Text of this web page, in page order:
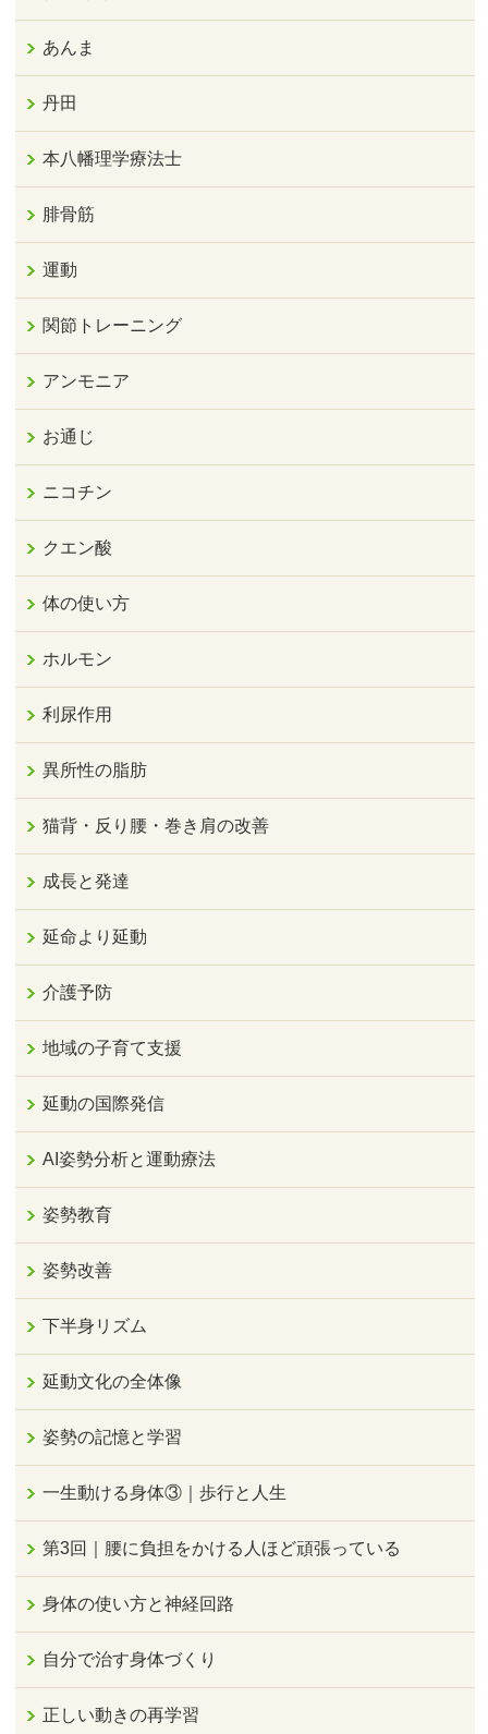
あんま
丹田
本八幡理学療法士
腓骨筋
運動
関節トレーニング
アンモニア
お通じ
ニコチン
クエン酸
体の使い方
ホルモン
利尿作用
異所性の脂肪
猫背・反り腰・巻き肩の改善
成長と発達
延命より延動
介護予防
地域の子育て支援
延動の国際発信
AI姿勢分析と運動療法
姿勢教育
姿勢改善
下半身リズム
延動文化の全体像
姿勢の記憶と学習
一生動ける身体③｜歩行と人生
第3回｜腰に負担をかける人ほど頑張っている
身体の使い方と神経回路
自分で治す身体づくり
正しい動きの再学習